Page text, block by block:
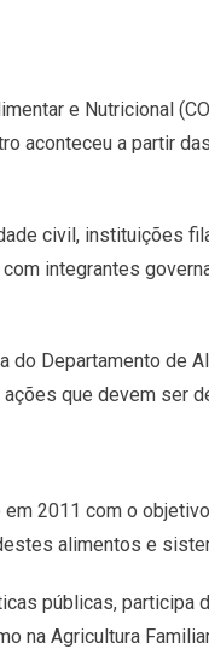
e Nutricional
aconteceu a partir
civil, instituições
integrantes
do Departamento de
ações que devem
2011 com o
alimentos e
públicas,
na Agricultura